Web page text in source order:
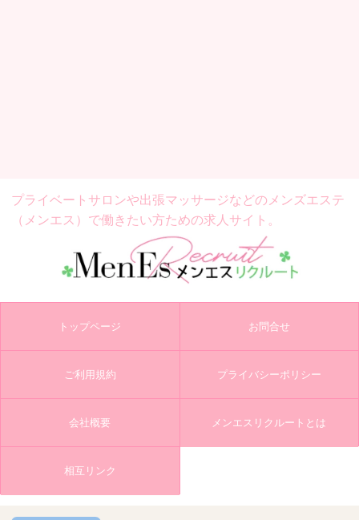
プライベートサロンや出張マッサージなどの メンズエステ
（メンエス）で働きたい方ための求人サイト。
トップページ お問合せ
ご利用規約 プライバシーポリシー
会社概要 メンエスリクルートとは
相互リンク